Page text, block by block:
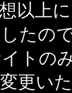
以上
たの
トの
更い